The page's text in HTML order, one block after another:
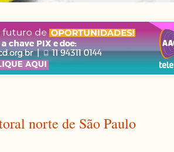
norte de São Paulo